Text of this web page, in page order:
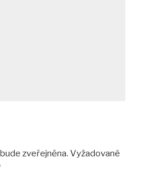
zveřejněna. Vyžadované